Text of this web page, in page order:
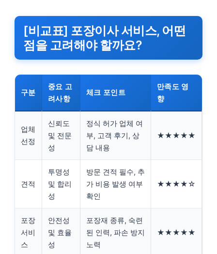
[비교표] 포장이사 서비스, 어떤
점을 고려해야 할까요?
구분
중요 고
려사항
체크 포인트
만족도 영
향
업체
선정
신뢰도
및 전문
성
정식 허가 업체 여
부, 고객 후기, 상
담 내용
★★★★★
견적
투명성
및 합리
성
방문 견적 필수, 추
가 비용 발생 여부
확인
★★★★☆
포장
서비
스
안전성
및 효율
성
포장재 종류, 숙련
된 인력, 파손 방지
노력
★★★★★